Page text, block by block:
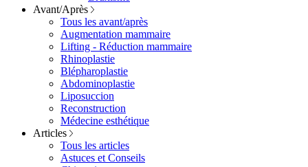
Avant/Après
Tous les avant/après
Augmentation mammaire
Lifting - Réduction mammaire
Rhinoplastie
Blépharoplastie
Abdominoplastie
Liposuccion
Reconstruction
Médecine esthétique
Articles
Tous les articles
Astuces et Conseils